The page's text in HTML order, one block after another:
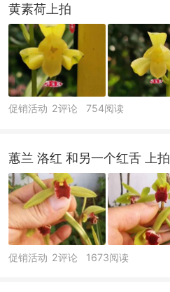
黄素荷上拍
促销活动 2评论 754阅读
蕙兰 洛红 和另一个红舌 上拍
促销活动 2评论 1673阅读